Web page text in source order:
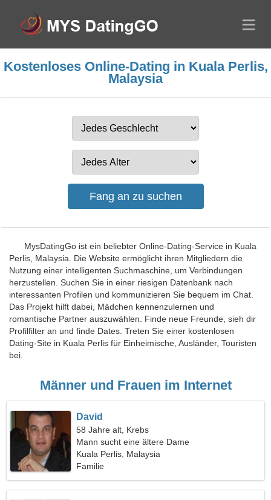
Kostenloses Online-Dating in Kuala Perlis,
Malaysia
MysDatingGo ist ein beliebter Online-Dating-Service in Kuala
Perlis, Malaysia. Die Website ermöglicht ihren Mitgliedern die
Nutzung einer intelligenten Suchmaschine, um Verbindungen
herzustellen. Suchen Sie in einer riesigen Datenbank nach
interessanten Profilen und kommunizieren Sie bequem im Chat.
Das Projekt hilft dabei, Mädchen kennenzulernen und
romantische Partner auszuwählen. Finde neue Freunde, sieh dir
Profilfilter an und finde Dates. Treten Sie einer kostenlosen
Dating-Site in Kuala Perlis für Einheimische, Ausländer, Touristen
bei.
Männer und Frauen im Internet
David
58 Jahre alt, Krebs
Mann sucht eine ältere Dame
Kuala Perlis, Malaysia
Familie